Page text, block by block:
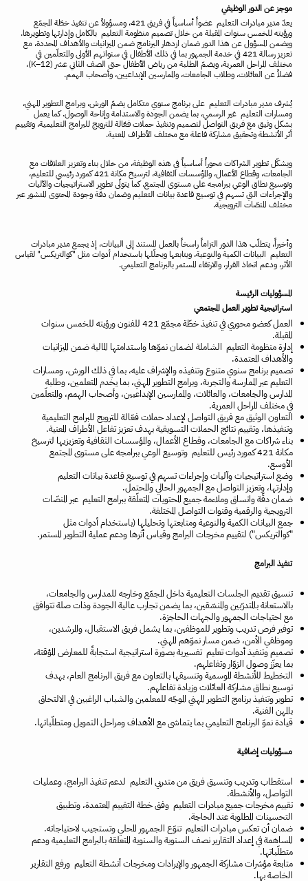
موجز عن الدور الوظيفي
يعدّ مدير مبادرات التعليم عضواً أساسياً في فريق 421، ومسؤولاً عن تنفيذ خطّة المجمّع
ورؤيته للخمس سنوات المقبلة من خلال تصميم منظومة التعليم بالكامل وإدارتها وتطويرها.
ويضمن المسؤول عن هذا الدور ضمان ازدهار البرنامج ضمن الميزانيات والأهداف المحددة، مع
تعزيز رسالة 421 في خدمة الجمهور بما في ذلك الأطفال في سنواتهم الأولى والمتعلّمين في
مختلف المراحل العمرية، ويضمّ الطلبة من رياض الأطفال حتى الصف الثاني عشر (K–12)،
فضلاً عن العائلات، وطلاب الجامعات، والممارسين الإبداعيين، وأصحاب الهمم.
يُشرف مدير مبادرات التعليم على برنامج سنوي متكامل يضمّ الورش، وبرامج التطوير المهني،
ومسارات التعليم غير الرسمي، بما يضمن الجودة والاستدامة وإتاحة الوصول. كما يعمل
بشكل وثيق مع فريق التواصل لتصميم وتنفيذ حملات فعّالة للترويج للبرامج التعليمية، وتقييم
أثر الأنشطة وتحقيق مشاركة فاعلة مع مختلف الأطراف المعنية.
ويشكّل تطوير الشراكات محوراً أساسياً في هذه الوظيفة، من خلال بناء وتعزيز العلاقات مع
الجامعات، وقطاع الأعمال، والمؤسسات الثقافية، لترسيخ مكانة 421 كمورد رئيسي للتعليم،
وتوسيع نطاق الوعي ببرامجه على مستوى المجتمع. كما يتولّى تطوير الاستراتيجيات والآليات
والإجراءات التي تسهم في توسيع قاعدة بيانات التعليم وضمان دقّة وجودة المحتوى المنشور عبر
مختلف المنصّات الترويجية.
وأخيراً، يتطلّب هذا الدور التزاماً راسخاً بالعمل المستند إلى البيانات، إذ يجمع مدير مبادرات
التعليم البيانات الكمية والنوعية، ويتابعها ويحلّلها باستخدام أدوات مثل "كوالتريكس" لقياس
الأثر، ودعم اتخاذ القرار، والارتقاء المستمر بالبرنامج التعليمي.
المسؤوليات الرئيسة
استراتيجية تطوير العمل المجتمعي
العمل كعضو محوري في تنفيذ خطّة مجمّع 421 للفنون ورؤيته للخمس سنوات
المقبلة.
إدارة منظومة التعليم الشاملة لضمان نموّها واستدامتها المالية ضمن الميزانيات
والأهداف المعتمدة.
تصميم برنامج سنوي متنوع وتنفيذه والإشراف عليه، بما في ذلك الورش، ومسارات
التعليم عبر الممارسة والتجربة، وبرامج التطوير المهني، بما يخدم المتعلمين، وطلبة
المدارس والجامعات، والعائلات، والممارسين الإبداعيين، وأصحاب الهمم، والمتعلّمين
في مختلف المراحل العمرية.
التعاون الوثيق مع فريق التواصل لإعداد حملات فعّالة للترويج للبرامج التعليمية
وتنفيذها، وتقييم نتائج الحملات التسويقية بهدف تعزيز تفاعل الأطراف المعنية.
بناء شراكات مع الجامعات، وقطاع الأعمال، والمؤسسات الثقافية وتعزيزيها لترسيخ
مكانة 421 كمورد رئيس للتعليم وتوسيع الوعي ببرامجه على مستوى المجتمع
الأوسع.
وضع استراتيجيات وآليات وإجراءات تسهم في توسيع قاعدة بيانات التعليم
وإدارتها، وتعزيز التواصل مع الجمهور الحالي والمحتمل.
ضمان دقّة واتساق وملاءمة جميع المحتويات المتعلّقة ببرامج التعليم عبر المنصّات
الترويجية والرقمية وقنوات التواصل المختلفة.
جمع البيانات الكمية والنوعية ومتابعتها وتحليلها (باستخدام أدوات مثل
"كوالتريكس") لتقييم مخرجات البرامج وقياس أثرها ودعم عملية التطوير المستمر.
تنفيذ البرامج
تنسيق تقديم الجلسات التعليمية داخل المجمّع وخارجه للمدارس والجامعات،
بالاستعانة بالمتدرّبين والمنسّقين، بما يضمن تجارب عالية الجودة وذات صلة تتوافق
مع احتياجات الجمهور والجهات الحاجزة.
توفير فرص تدريب وتطوير للموظفين، بما يشمل فريق الاستقبال، والمرشدين،
وموظفي الأمن، ضمن مسار نموّهم المهني.
تصميم وتنفيذ أدوات تعليم تفسيرية بصورة استراتيجية استجابةً للمعارض المؤقتة،
بما يعزّز وصول الزوّار وتفاعلهم.
التخطيط للأنشطة الموسمية وتنسيقها بالتعاون مع فريق البرنامج العام، بهدف
توسيع نطاق مشاركة العائلات وزيادة تفاعلهم.
تطوير وتنفيذ برنامج التطوير المهني الموجّه للمعلمين والشباب الراغبين في الالتحاق
بالمهن الفنية.
قيادة نموّ البرنامج التعليمي بما يتماشى مع الأهداف ومراحل التمويل ومتطلّباتها.
مسؤوليات إضافية
استقطاب وتدريب وتنسيق فريق من متدربي التعليم لدعم تنفيذ البرامج، وعمليات
التواصل، والأنشطة.
تقييم مخرجات جميع مبادرات التعليم وفق خطة التقييم المعتمدة، وتطبيق
التحسينات المطلوبة عند الحاجة.
ضمان أن تعكس مبادرات التعليم تنوّع الجمهور المحلي وتستجيب لاحتياجاته.
المساهمة في إعداد التقارير نصف السنوية والسنوية المتعلقة بالبرامج التعليمية ودعم
متطلّباتها.
متابعة مؤشرات مشاركة الجمهور والإيرادات ومخرجات أنشطة التعليم ورفع التقارير
الخاصة بها.